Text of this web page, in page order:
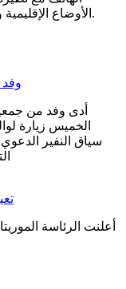
الأوضاع الإقليمية وآفاق تطوير العلاقات بين نواكشوط وطهران.
الخميس زيارة
سياق النفير
أعلنت الرئاسة